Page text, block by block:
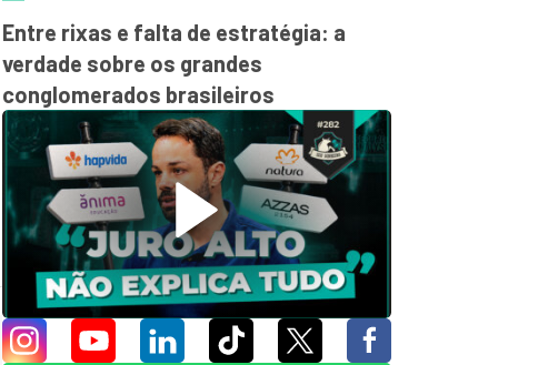
Entre rixas e falta de estratégia: a
verdade sobre os grandes
conglomerados brasileiros